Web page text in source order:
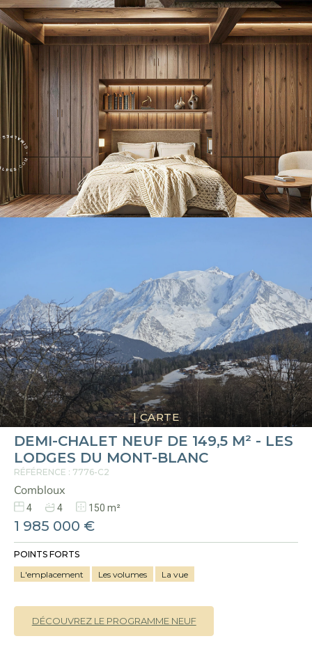
DEMI-CHALET NEUF DE 149,5 M² - LES
LODGES DU MONT-BLANC
RÉFÉRENCE : 7776-C2
Combloux
|CARTE
4 4 150 m²
1 985 000 €
POINTS FORTS
L'emplacement
Les volumes La vue
DÉCOUVREZ LE PROGRAMME NEUF